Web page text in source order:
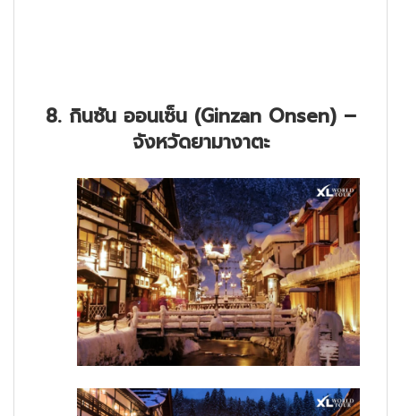
8. กินซัน ออนเซ็น (Ginzan Onsen) –
จังหวัดยามางาตะ